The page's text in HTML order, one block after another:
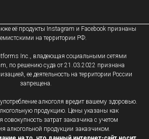
её продукты Instagram и Facebook признаны
на территории РФ.
Inc., владеющая социальными сетями
по решению суда от 21.03.2022 признана
ее деятельность на территории России
запрещена.
алкоголя вредит вашему здоровью.
продукцию. Цены указаны как
совокупность затрат заказчика с учетом
алкогольной продукции заказчиком.